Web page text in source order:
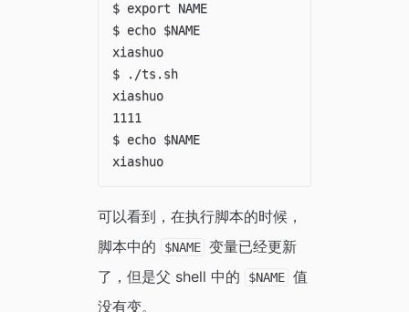
$ export NAME
$ echo $NAME
xiashuo
$ ./ts.sh
xiashuo
1111
$ echo $NAME
xiashuo
可以看到，在执行脚本的时候，
脚本中的
$NAME 变量已经更新
了，但是父 shell 中的
$NAME 值
没有变。